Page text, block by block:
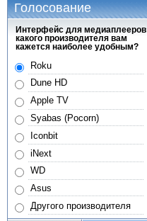
Голосование
Интерфейс для медиаплееров
какого производителя вам
кажется наиболее удобным?
Roku
Dune HD
Apple TV
Syabas (Pocorn)
Iconbit
iNext
WD
Asus
Другого производителя